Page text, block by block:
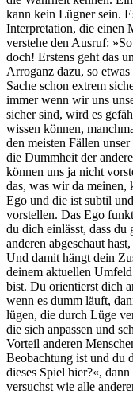
kann kein Lügner sein.
Interpretation, die einen
verstehe den Ausruf:
doch! Erstens geht das
Arroganz dazu, so
Sache schon extrem
immer wenn wir uns
sicher sind, wird es
wissen können,
den meisten Fällen
die Dummheit der
können uns ja nicht
das, was wir da meinen,
Ego und die ist subtil
vorstellen. Das Ego
du dich einlässt, dass
anderen abgeschaut
Und damit hängt dein
deinem aktuellen
bist. Du orientierst dich
wenn es dumm läuft,
lügen, die durch Lüge
die sich anpassen und
Vorteil anderen
Beobachtung ist und du
dieses Spiel hier?«,
versuchst wie alle